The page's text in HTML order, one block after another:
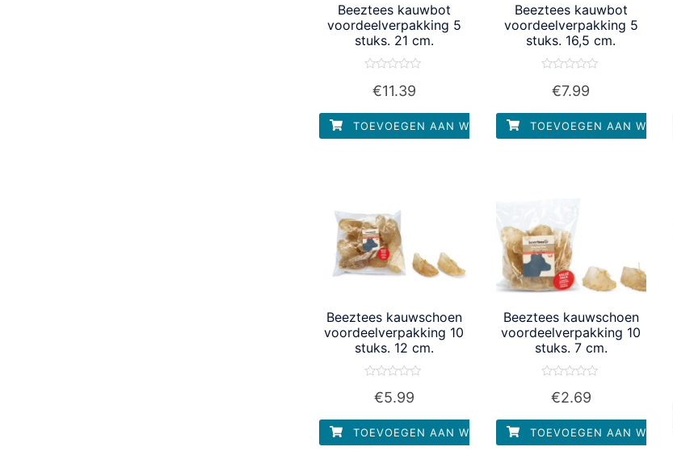
Beeztees kauwbot
voordeelverpakking 5
stuks. 21 cm.
5
€11.39
TOEVOEGEN AAN WINKELWAGEN
Beeztees kauwbot
voordeelverpakking 5
stuks. 16,5 cm.
5
€7.99
TOEVOEGEN AAN
Beeztees kauwschoen
voordeelverpakking 10
stuks. 12 cm.
5
€5.99
TOEVOEGEN AAN WINKELWAGEN
Beeztees kauwschoen
voordeelverpakking 10
stuks. 7 cm.
5
€2.69
TOEVOEGEN AAN